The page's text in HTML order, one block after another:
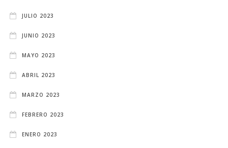
JULIO 2023
JUNIO 2023
MAYO 2023
ABRIL 2023
MARZO 2023
FEBRERO 2023
ENERO 2023